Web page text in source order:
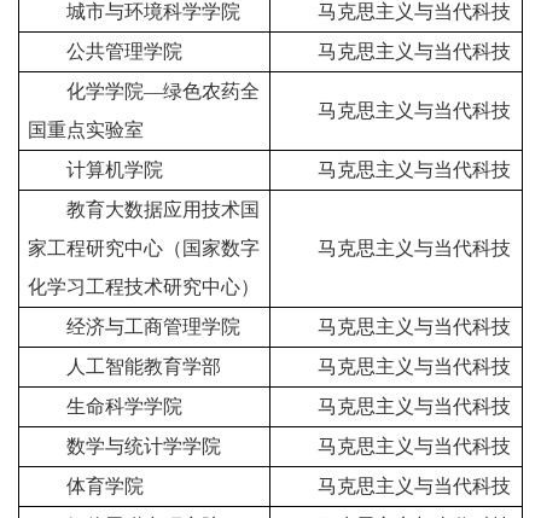
城市与环境科学学院
马克思主义与当代科技
公共管理学院
马克思主义与当代科技
化学学院—绿色农药全
国重点实验室
马克思主义与当代科技
计算机学院
马克思主义与当代科技
教育大数据应用技术国
家工程研究中心（国家数字
化学习工程技术研究中心）
马克思主义与当代科技
经济与工商管理学院
马克思主义与当代科技
人工智能教育学部
马克思主义与当代科技
生命科学学院
马克思主义与当代科技
数学与统计学学院
马克思主义与当代科技
体育学院
马克思主义与当代科技